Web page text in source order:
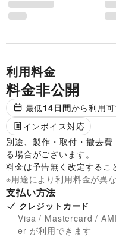
利用料金
料金非公開
最低14日間から利用
インボイス対応
別途、製作・取付・撤去
る場合がございます。
料金は予告無く改定するこ
※用途により利用料金が異
支払い方法
クレジットカード
Visa / Mastercard /
er が利用できます